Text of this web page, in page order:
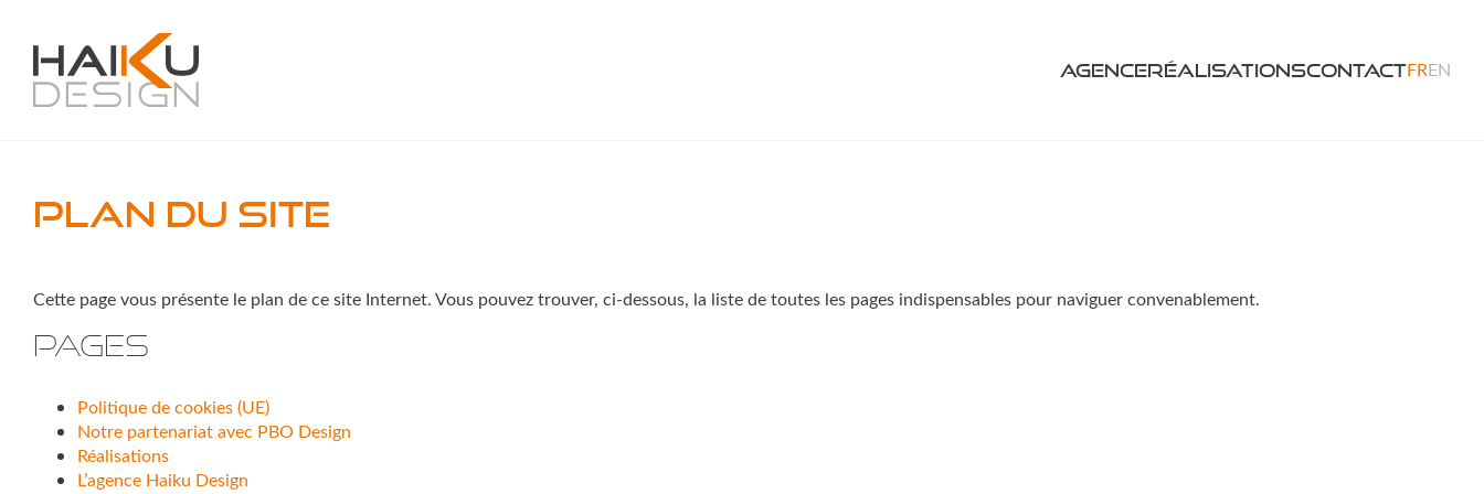
AgenceRéalisationsContactFREN
Plan du site
Cette page vous présente le plan de ce site Internet. Vous pouvez trouver, ci-dessous, la liste de toutes les pages indispensables pour naviguer convenablement.
Pages
Politique de cookies (UE)
Notre partenariat avec PBO Design
Réalisations
L’agence Haiku Design